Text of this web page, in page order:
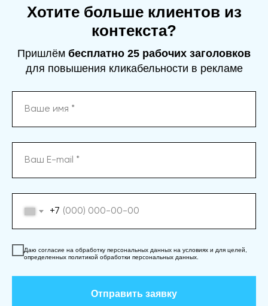
Хотите больше клиентов из
контекста?
Пришлём бесплатно 25 рабочих заголовков
для повышения кликабельности в рекламе
+7
Даю согласие на обработку персональных данных на условиях и для целей,
определенных политикой обработки персональных данных.
Отправить заявку